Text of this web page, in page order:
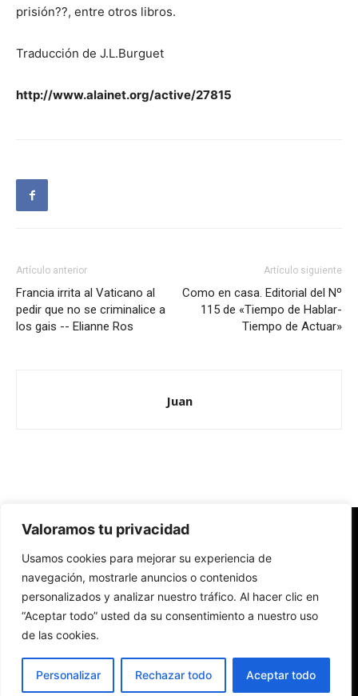
Valoramos tu privacidad
Usamos cookies para mejorar su experiencia de
navegación, mostrarle anuncios o contenidos
personalizados y analizar nuestro tráfico. Al hacer clic en
“Aceptar todo” usted da su consentimiento a nuestro uso
de las cookies.
Personalizar Rechazar todo Aceptar todo
prisión??, entre otros libros.
Traducción de J.L.Burguet
http://www.alainet.org/active/27815
Artículo anterior
Francia irrita al Vaticano al
pedir que no se criminalice a
los gais -- Elianne Ros
Artículo siguiente
Como en casa. Editorial del Nº
115 de «Tiempo de Hablar-
Tiempo de Actuar»
Juan
Redes Cristianas
Una mirada alternativa sobre la Iglesia católica y la sociedad
- Colectivos de Redes Cristianas